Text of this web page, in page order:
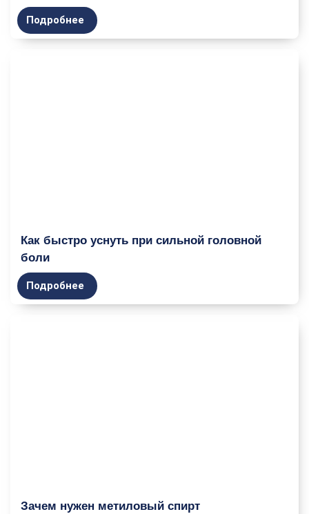
Подробнее
Как быстро уснуть при сильной головной
боли
Подробнее
Зачем нужен метиловый спирт